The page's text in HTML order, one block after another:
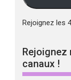
Rejoignez les
canaux !